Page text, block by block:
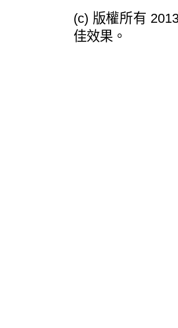
(c) 版權所有
佳效果。